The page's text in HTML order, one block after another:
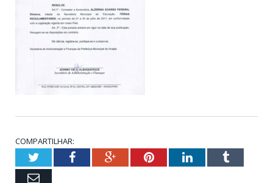
COMPARTILHAR:
TwitterFacebookGoogle+PinterestLinkedInTumblr
Email